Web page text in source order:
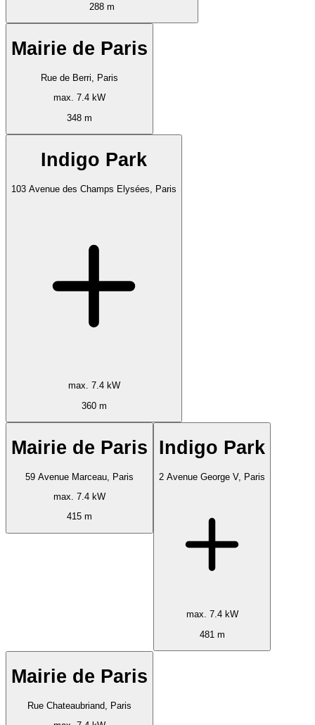
288 m
Mairie de Paris
Rue de Berri, Paris
max. 7.4 kW
348 m
Indigo Park
103 Avenue des Champs Elysées, Paris
max. 7.4 kW
360 m
Mairie de Paris
59 Avenue Marceau, Paris
max. 7.4 kW
415 m
Indigo Park
2 Avenue George V, Paris
max. 7.4 kW
481 m
Mairie de Paris
Rue Chateaubriand, Paris